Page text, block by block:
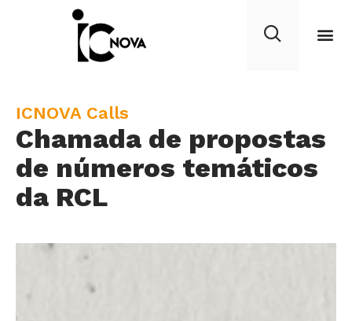
Chamada de propostas
de números temáticos
da RCL
C
a
e
g
r
ICNOVA Calls